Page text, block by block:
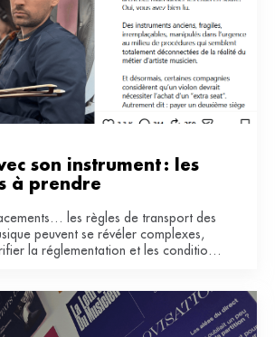
son instrument : les
à prendre
les règles de transport des
peuvent se révéler complexes,
la réglementation et les conditions